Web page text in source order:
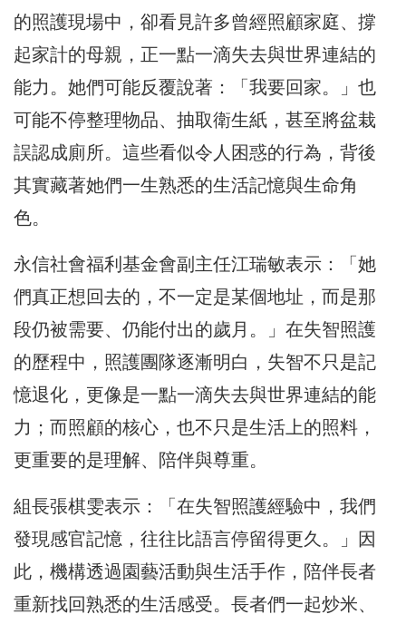
的照護現場中，卻看見許多曾經照顧家庭、撐
起家計的母親，正一點一滴失去與世界連結的
能力。她們可能反覆說著：「我要回家。」也
可能不停整理物品、抽取衛生紙，甚至將盆栽
誤認成廁所。這些看似令人困惑的行為，背後
其實藏著她們一生熟悉的生活記憶與生命角
色。
永信社會福利基金會副主任江瑞敏表示：「她
們真正想回去的，不一定是某個地址，而是那
段仍被需要、仍能付出的歲月。」在失智照護
的歷程中，照護團隊逐漸明白，失智不只是記
憶退化，更像是一點一滴失去與世界連結的能
力；而照顧的核心，也不只是生活上的照料，
更重要的是理解、陪伴與尊重。
組長張棋雯表示：「在失智照護經驗中，我們
發現感官記憶，往往比語言停留得更久。」因
此，機構透過園藝活動與生活手作，陪伴長者
重新找回熟悉的生活感受。長者們一起炒米、